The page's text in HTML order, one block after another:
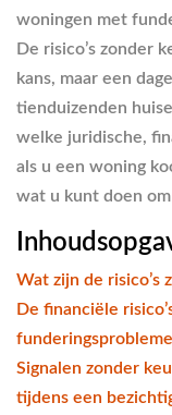
woningen met
De risico’s zonder
kans, maar een
tienduizenden
welke juridische,
als u een woning
wat u kunt doen
Wat zijn de risico’s
De financiële
Signalen zonder
tijdens een